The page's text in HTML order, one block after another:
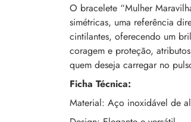
O bracelete “Mulher
simétricas, uma referência
cintilantes, oferecendo um
coragem e proteção,
quem deseja carregar no
Ficha Técnica:
Material: Aço inoxidável de